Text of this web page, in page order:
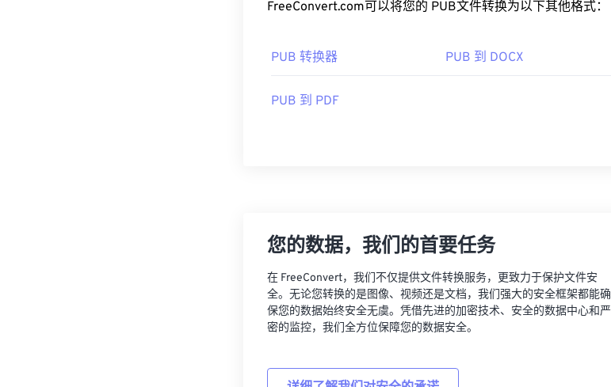
FreeConvert.com可以将您的 PUB文件转换为以下其他格式：
PUB 转换器 PUB 到 DOCX
PUB 到 PDF
您的数据，我们的首要任务
在 FreeConvert，我们不仅提供文件转换服务，更致力于保护文件安
全。无论您转换的是图像、视频还是文档，我们强大的安全框架都能确
保您的数据始终安全无虞。凭借先进的加密技术、安全的数据中心和严
密的监控，我们全方位保障您的数据安全。